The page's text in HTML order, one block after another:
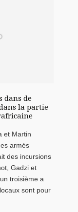
dans de
la partie
et Martin
armés
des incursions
Gadzi et
troisième a
sont pour